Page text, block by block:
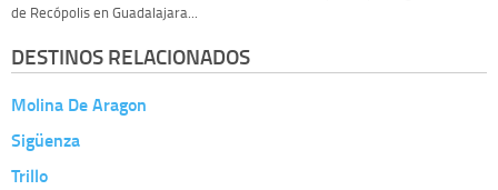
de Recópolis en Guadalajara...
DESTINOS RELACIONADOS
Molina De Aragon
Sigüenza
Trillo